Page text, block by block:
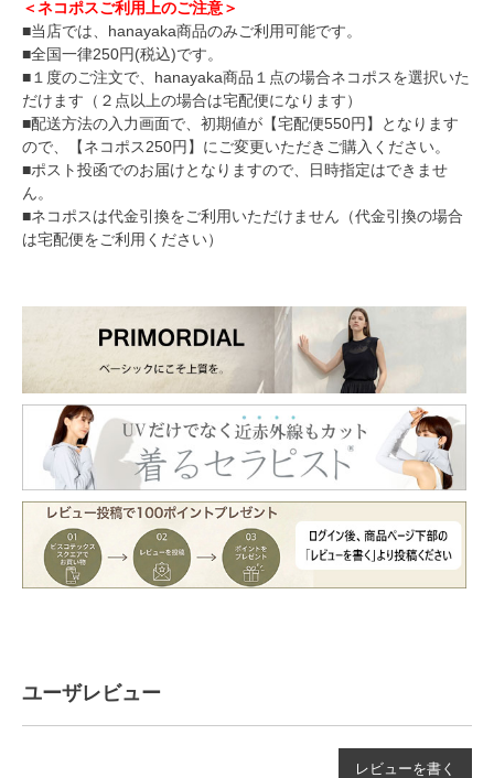
＜ネコポスご利用上のご注意＞
■当店では、hanayaka商品のみご利用可能です。
■全国一律250円(税込)です。
■１度のご注文で、hanayaka商品１点の場合ネコポスを選択いた
だけます（２点以上の場合は宅配便になります）
■配送方法の入力画面で、初期値が【宅配便550円】となります
ので、【ネコポス250円】にご変更いただきご購入ください。
■ポスト投函でのお届けとなりますので、日時指定はできませ
ん。
■ネコポスは代金引換をご利用いただけません（代金引換の場合
は宅配便をご利用ください）
ユーザレビュー
レビューを書く